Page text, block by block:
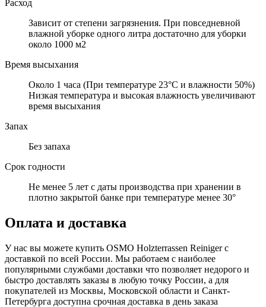
Расход
Зависит от степени загрязнения. При повседневной
влажной уборке одного литра достаточно для уборки
около 1000 м2
Время высыхания
Около 1 часа (При температуре 23°C и влажности 50%)
Низкая температура и высокая влажность увеличивают
время высыхания
Запах
Без запаха
Срок годности
Не менее 5 лет с даты производства при хранении в
плотно закрытой банке при температуре менее 30°
Оплата и доставка
У нас вы можете купить OSMO Holzterrassen Reiniger с
доставкой по всей России. Мы работаем с наиболее
популярными службами доставки что позволяет недорого и
быстро доставлять заказы в любую точку России, а для
покупателей из Москвы, Московской области и Санкт-
Петербурга доступна срочная доставка в день заказа